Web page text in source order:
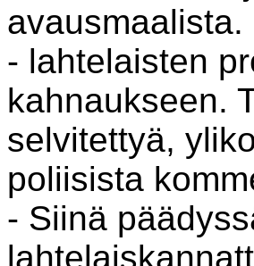
avausmaalista.
- lahtelaisten
kahnaukseen.
selvitettyä,
poliisista
- Siinä